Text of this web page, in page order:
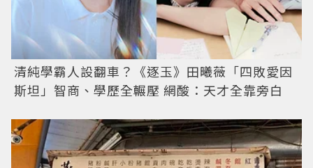
清純學霸人設翻車？《逐玉》田曦薇「四敗愛因
斯坦」智商、學歷全輾壓 網酸：天才全靠旁白